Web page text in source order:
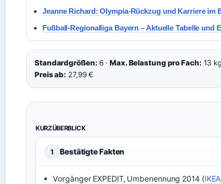
Jeanne Richard: Olympia-Rückzug und Karriere im
Fußball-Regionalliga Bayern – Aktuelle Tabelle und
Standardgrößen: 6 · Max. Belastung pro Fach: 13
Preis ab: 27,99 €
KURZÜBERBLICK
1 Bestätigte Fakten
Vorgänger EXPEDIT, Umbenennung 2014 (